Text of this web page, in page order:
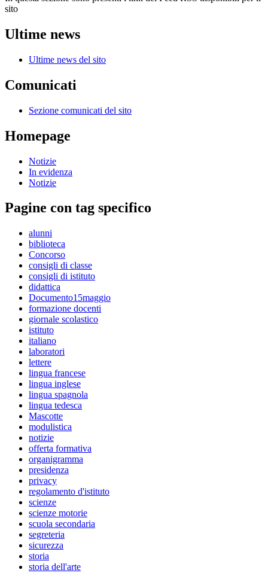
sito
Ultime news
Ultime news del sito
Comunicati
Sezione comunicati del sito
Homepage
Notizie
In evidenza
Notizie
Pagine con tag specifico
alunni
biblioteca
Concorso
consigli di classe
consigli di istituto
didattica
Documento15maggio
formazione docenti
giornale scolastico
istituto
italiano
laboratori
lettere
lingua francese
lingua inglese
lingua spagnola
lingua tedesca
Mascotte
modulistica
notizie
offerta formativa
organigramma
presidenza
privacy
regolamento d'istituto
scienze
scienze motorie
scuola secondaria
segreteria
sicurezza
storia
storia dell'arte